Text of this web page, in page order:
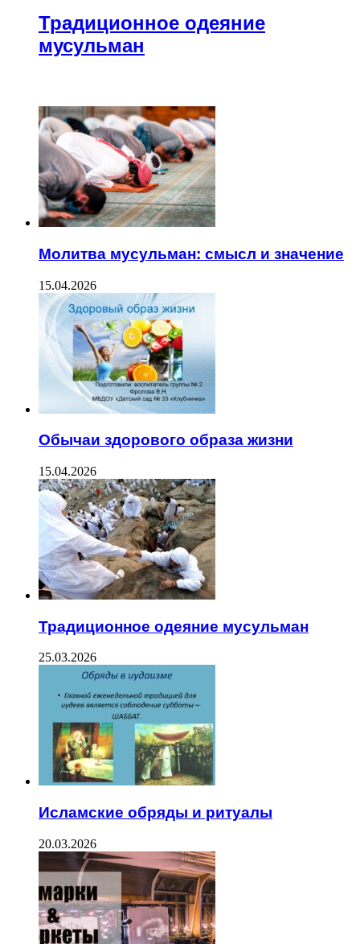
Традиционное одеяние
мусульман
Молитва мусульман: смысл и значение
15.04.2026
Обычаи здорового образа жизни
15.04.2026
Традиционное одеяние мусульман
25.03.2026
Исламские обряды и ритуалы
20.03.2026